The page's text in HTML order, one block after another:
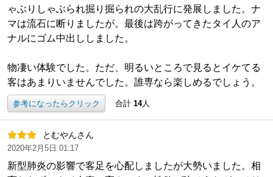
ゃぶりしゃぶられ掘り掘られの大乱行に発展しました。ナ
マは流石に断りましたが。最後は跨がってきたタイ人のア
ナルにゴム中出ししました。
物凄い体験でした。ただ、明るいところで見るとイケてる
客はあまりいませんでした。誰専なら楽しめるでしょう。
参考になったらクリック 合計 14人
とむやんさん
2020年2月5日 01:17
新型肺炎の影響で客足を心配しましたが大勢いました。相